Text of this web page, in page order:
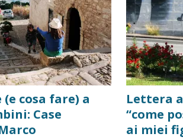
2025 ] Rifugi e Bivacchi sull’Etna: Guida
NATURALI E AREE PICNIC
2025 ] Escursioni in Sicilia con bambini:
IN SICILIA
2023 ]
Vendemmia con i bambini in Sicilia,
2023 ]
Visitare la Fiumara d’Arte con i
cosa fare) a
Case
Lettera
“come
ai miei